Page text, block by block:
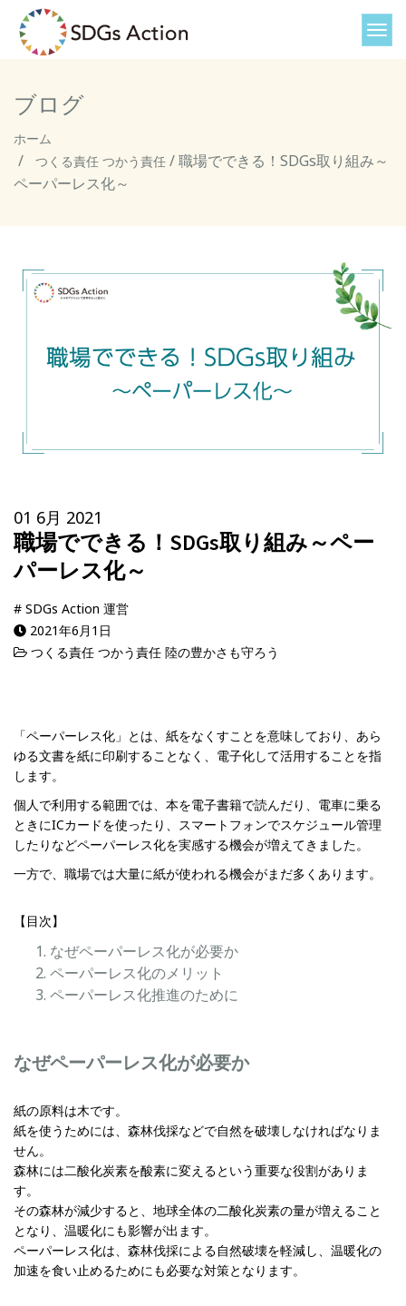
ブログ
ホーム
つくる責任 つかう責任 /職場でできる！SDGs取り組み～
ペーパーレス化～
01 6月 2021
職場でできる！SDGs取り組み～ペー
パーレス化～
# SDGs Action 運営
2021年6月1日
つくる責任 つかう責任 陸の豊かさも守ろう
「ペーパーレス化」とは、紙をなくすことを意味しており、あら
ゆる文書を紙に印刷することなく、電子化して活用することを指
します。
個人で利用する範囲では、本を電子書籍で読んだり、電車に乗る
ときにICカードを使ったり、スマートフォンでスケジュール管理
したりなどペーパーレス化を実感する機会が増えてきました。
一方で、職場では大量に紙が使われる機会がまだ多くあります。
【目次】
なぜペーパーレス化が必要か
ペーパーレス化のメリット
ペーパーレス化推進のために
なぜペーパーレス化が必要か
紙の原料は木です。
紙を使うためには、森林伐採などで自然を破壊しなければなりま
せん。
森林には二酸化炭素を酸素に変えるという重要な役割がありま
す。
その森林が減少すると、地球全体の二酸化炭素の量が増えること
となり、温暖化にも影響が出ます。
ペーパーレス化は、森林伐採による自然破壊を軽減し、温暖化の
加速を食い止めるためにも必要な対策となります。